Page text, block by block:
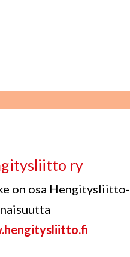
ry
on osa Hengitysliitto-